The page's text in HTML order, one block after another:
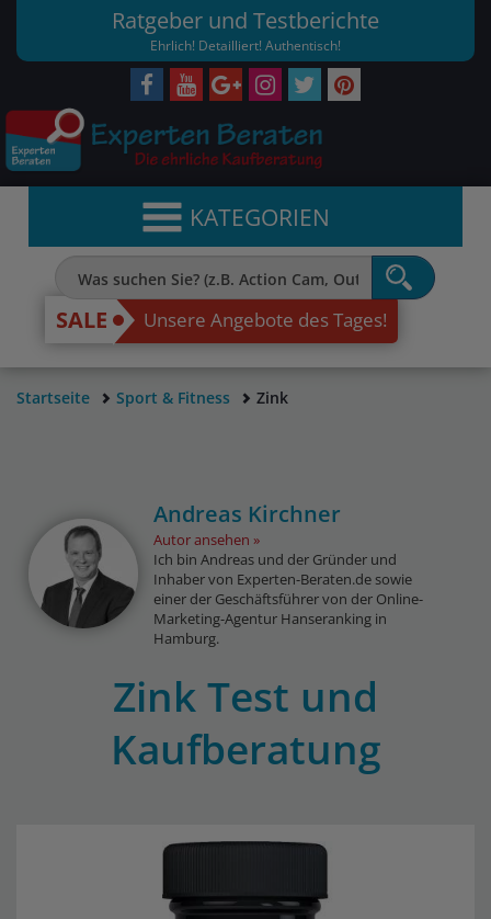
Ratgeber und Testberichte
Ehrlich! Detailliert! Authentisch!
KATEGORIEN
SALE Unsere Angebote des Tages!
Startseite Sport & Fitness Zink
Andreas Kirchner
Autor ansehen
Ich bin Andreas und der Gründer und
Inhaber von Experten-Beraten.de sowie
einer der Geschäftsführer von der Online-
Marketing-Agentur Hanseranking in
Hamburg.
Zink Test und
Kaufberatung